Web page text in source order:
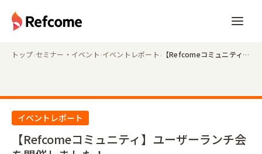
トップ›セミナー・イベント›イベントレポート› 【Refcomeコミュニティ】ユーザーランチ会を開催しました！
イベントレポート
【Refcomeコミュニティ】ユーザーランチ会